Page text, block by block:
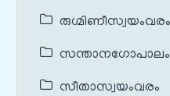
രുഗ്മിണീസ്വയംവരം
സന്താനഗോപാലം
സീതാസ്വയംവരം